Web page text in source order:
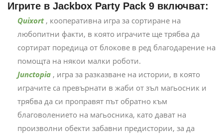
Игрите в Jackbox Party Pack 9 включват:
Quixort , кооперативна игра за сортиране на
любопитни факти, в която играчите ще трябва да
сортират поредица от блокове в ред благодарение на
помощта на някои малки роботи.
Junctopia , игра за разказване на истории, в която
играчите са превърнати в жаби от зъл магьосник и
трябва да си проправят път обратно към
благоволението на магьосника, като дават на
произволни обекти забавни предистории, за да